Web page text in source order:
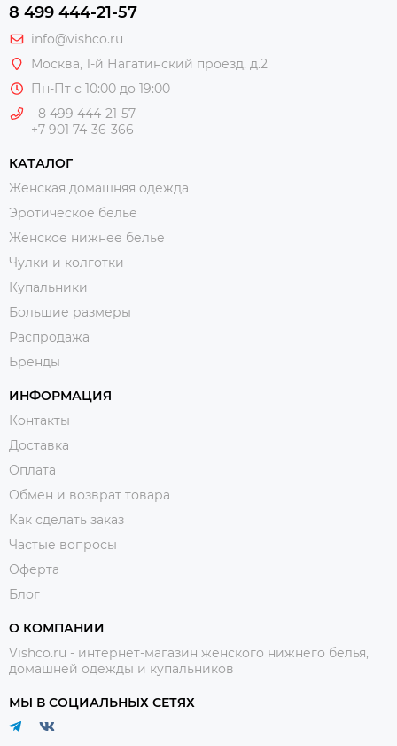
8 499 444-21-57
info@vishco.ru
Москва, 1-й Нагатинский проезд, д.2
Пн-Пт с 10:00 до 19:00
8 499 444-21-57
+7 901 74-36-366
КАТАЛОГ
Женская домашняя одежда
Эротическое белье
Женское нижнее белье
Чулки и колготки
Купальники
Большие размеры
Распродажа
Бренды
ИНФОРМАЦИЯ
Контакты
Доставка
Оплата
Обмен и возврат товара
Как сделать заказ
Частые вопросы
Оферта
Блог
О КОМПАНИИ
Vishco.ru - интернет-магазин женского нижнего белья,
домашней одежды и купальников
МЫ В СОЦИАЛЬНЫХ СЕТЯХ